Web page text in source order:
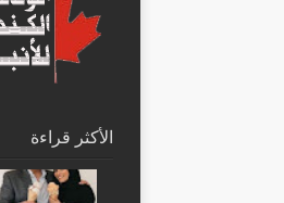
الأكثر قراءة